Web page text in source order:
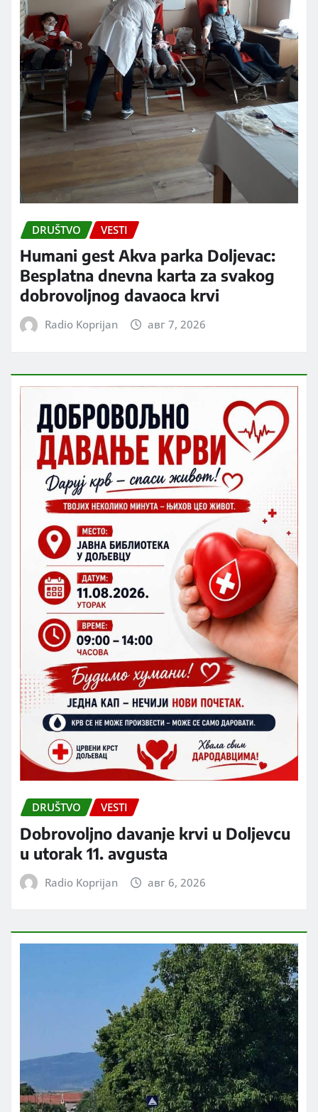
DRUŠTVO VESTI
Humani gest Akva parka Doljevac:
Besplatna dnevna karta za svakog
dobrovoljnog davaoca krvi
Radio Koprijan авг 7, 2026
DRUŠTVO VESTI
Dobrovoljno davanje krvi u Doljevcu
u utorak 11. avgusta
Radio Koprijan авг 6, 2026